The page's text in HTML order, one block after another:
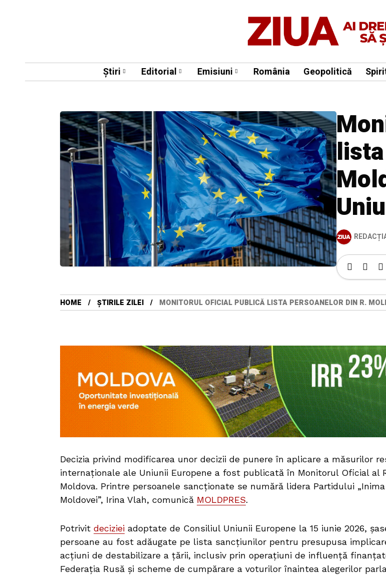
Știri Editorial Emisiuni România Geopolitică
HOME ȘTIRILE ZILEI MONITORUL OFICIAL PUBLICĂ LISTA PERSOANELOR DIN R.
Decizia privind modificarea unor decizii de punere în aplicare a măsurilor
internaționale ale Uniunii Europene a fost publicată în Monitorul Oficial al
Moldova. Printre persoanele sancționate se numără lidera Partidului „Inima
Moldovei”, Irina Vlah, comunică MOLDPRES.
Potrivit deciziei adoptate de Consiliul Uniunii Europene la 15 iunie 2026,
persoane au fost adăugate pe lista sancțiunilor pentru presupusa
acțiuni de destabilizare a țării, inclusiv prin operațiuni de influență
Federația Rusă și scheme de cumpărare a voturilor înaintea alegerilor